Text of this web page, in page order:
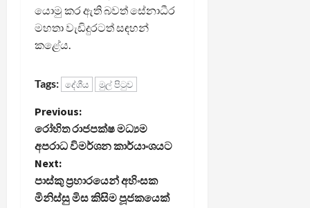
යොමු කර ඇති බවත් සේනාධීර
මහතා වැඩිදුරටත් සඳහන්
කළේය.
Tags: දේශීය මුල් පිටුව
P
o
s
Previous:
රෝහිත රාජපක්ෂ මධ්‍යම
අපරාධ විමර්ශන කාර්යාංශයට
Next:
පාස්කු ප්‍රහාරයෙන් අහිංසක
මිනිස්සු මිස කිසිම පූජකයෙක්